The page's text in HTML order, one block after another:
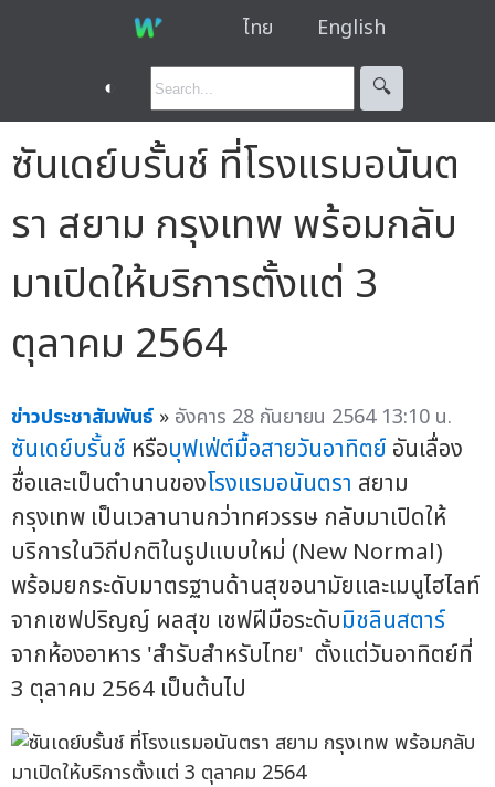
ไทย English
◐ 🔍︎
ซันเดย์บรั้นช์ ที่โรงแรมอนันต
รา สยาม กรุงเทพ พร้อมกลับ
มาเปิดให้บริการตั้งแต่ 3
ตุลาคม 2564
ข่าวประชาสัมพันธ์ » อังคาร 28 กันยายน 2564 13:10 น.
ซันเดย์บรั้นช์ หรือบุฟเฟ่ต์มื้อสายวันอาทิตย์ อันเลื่อง
ชื่อและเป็นตำนานของโรงแรมอนันตรา สยาม
กรุงเทพ เป็นเวลานานกว่าทศวรรษ กลับมาเปิดให้
บริการในวิถีปกติในรูปแบบใหม่ (New Normal)
พร้อมยกระดับมาตรฐานด้านสุขอนามัยและเมนูไฮไลท์
จากเชฟปริญญ์ ผลสุข เชฟฝีมือระดับมิชลินสตาร์
จากห้องอาหาร 'สำรับสำหรับไทย' ตั้งแต่วันอาทิตย์ที่
3 ตุลาคม 2564 เป็นต้นไป